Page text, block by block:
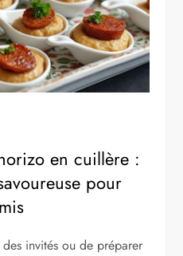
en cuillère :
pour
des invités ou de préparer